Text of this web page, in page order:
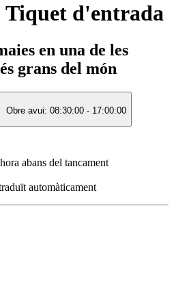
d'entrada
en una de les
grans del món
Obre avui: 08:30:00 - 17:00:00
abans del tancament
automàticament